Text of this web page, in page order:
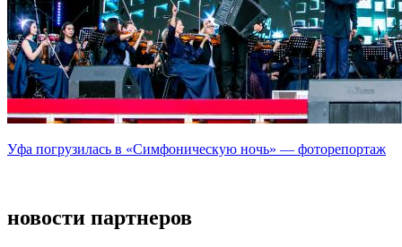
Уфа погрузилась в «Симфоническую ночь» — фоторепортаж
новости партнеров